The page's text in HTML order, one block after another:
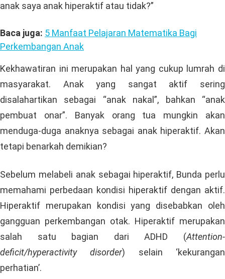
anak saya anak hiperaktif atau tidak?”
Baca juga: 5 Manfaat Pelajaran Matematika Bagi
Perkembangan Anak
Kekhawatiran ini merupakan hal yang cukup lumrah di
masyarakat. Anak yang sangat aktif sering
disalahartikan sebagai “anak nakal”, bahkan “anak
pembuat onar”. Banyak orang tua mungkin akan
menduga-duga anaknya sebagai anak hiperaktif. Akan
tetapi benarkah demikian?
Sebelum melabeli anak sebagai hiperaktif, Bunda perlu
memahami perbedaan kondisi hiperaktif dengan aktif.
Hiperaktif merupakan kondisi yang disebabkan oleh
gangguan perkembangan otak. Hiperaktif merupakan
salah satu bagian dari ADHD (Attention-
deficit/hyperactivity disorder) selain ‘kekurangan
perhatian’.